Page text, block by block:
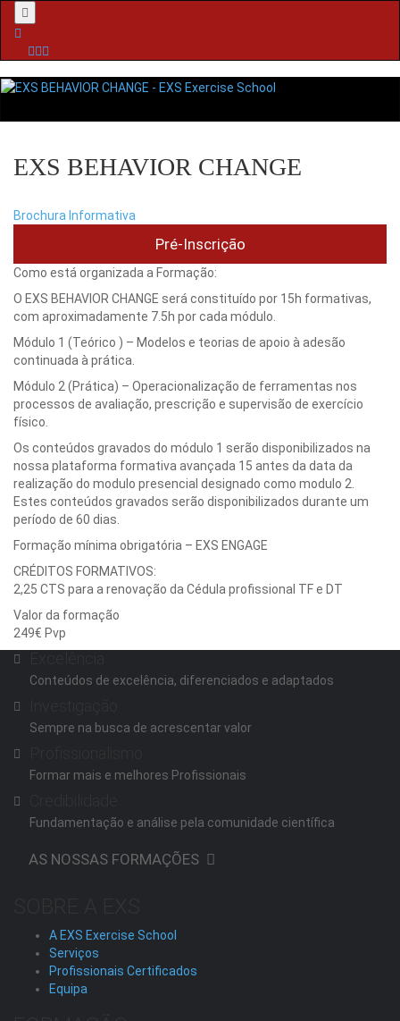
Menu
EXS BEHAVIOR CHANGE
Brochura Informativa
Pré-Inscrição
Como está organizada a Formação:
O EXS BEHAVIOR CHANGE será constituído por 15h formativas,
com aproximadamente 7.5h por cada módulo.
Módulo 1 (Teórico ) – Modelos e teorias de apoio à adesão
continuada à prática.
Módulo 2 (Prática) – Operacionalização de ferramentas nos
processos de avaliação, prescrição e supervisão de exercício
físico.
Os conteúdos gravados do módulo 1 serão disponibilizados na
nossa plataforma formativa avançada 15 antes da data da
realização do modulo presencial designado como modulo 2.
Estes conteúdos gravados serão disponibilizados durante um
período de 60 dias.
Formação mínima obrigatória – EXS ENGAGE
CRÉDITOS FORMATIVOS:
2,25 CTS para a renovação da Cédula profissional TF e DT
Valor da formação
249€ Pvp
Conteúdos de excelência, diferenciados e adaptados
Sempre na busca de acrescentar valor
Formar mais e melhores Profissionais
Fundamentação e análise pela comunidade científica
AS NOSSAS FORMAÇÕES
A EXS Exercise School
Serviços
Profissionais Certificados
Equipa